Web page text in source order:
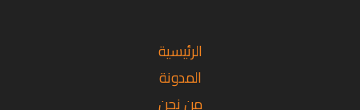
الرئيسية
المدونة
من نحن